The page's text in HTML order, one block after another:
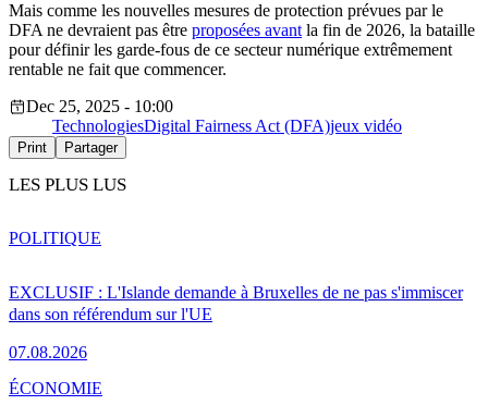
Mais comme les nouvelles mesures de protection prévues par le
DFA ne devraient pas être proposées avant la fin de 2026, la bataille
pour définir les garde-fous de ce secteur numérique extrêmement
rentable ne fait que commencer.
Dec 25, 2025 - 10:00
TechnologiesDigital Fairness Act (DFA)jeux vidéo
Print Partager
LES PLUS LUS
EXCLUSIF : L'Islande demande à Bruxelles de ne pas s'immiscer
dans son référendum sur l'UE
07.08.2026
POLITIQUE
ÉCONOMIE